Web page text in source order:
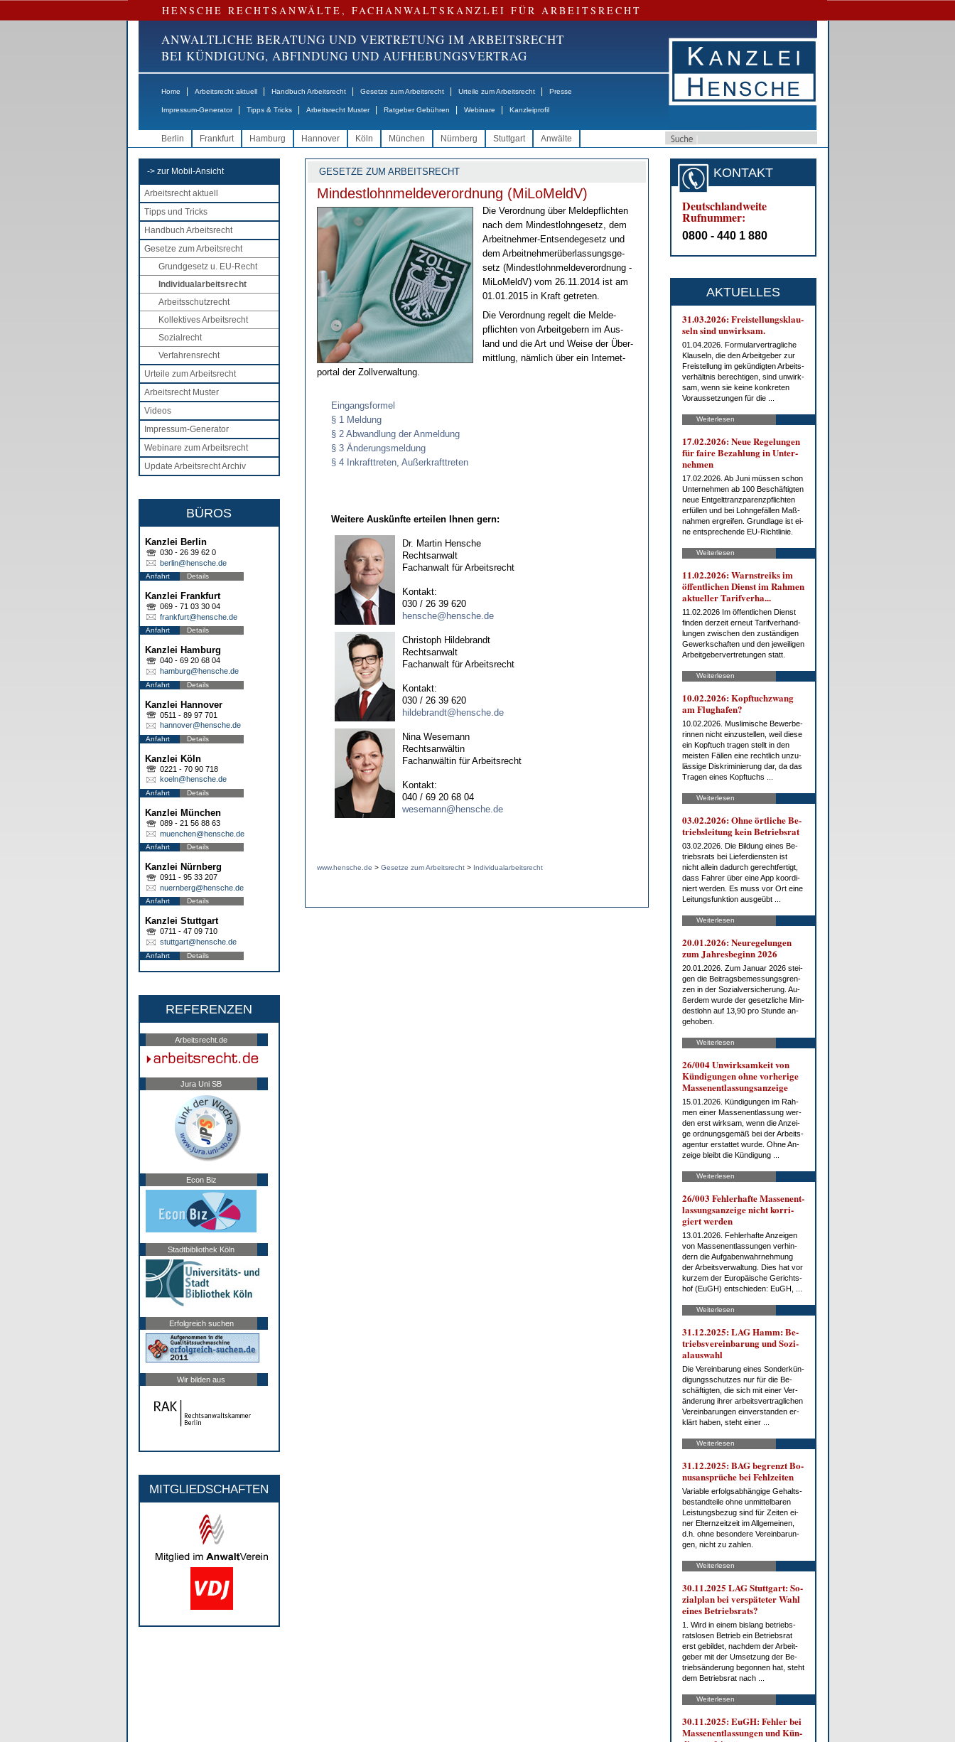
HENSCHE RECHTSANWÄLTE, FACHANWALTSKANZLEI FÜR ARBEITSRECHT
ANWALTLICHE BERATUNG UND VERTRETUNG IM ARBEITSRECHT
BEI KÜNDIGUNG, ABFINDUNG UND AUFHEBUNGSVERTRAG
Home Arbeitsrecht aktuell Handbuch Arbeitsrecht Gesetze zum Arbeitsrecht Urteile zum Arbeitsrecht Presse
Impressum-Generator Tipps & Tricks Arbeitsrecht Muster Ratgeber Gebühren Webinare Kanzleiprofil
Berlin Frankfurt Hamburg Hannover Köln München Nürnberg Stuttgart Anwälte
-> zur Mobil-Ansicht
Arbeitsrecht aktuell
Tipps und Tricks
Handbuch Arbeitsrecht
Gesetze zum Arbeitsrecht
Grundgesetz u. EU-Recht
Individualarbeitsrecht
Arbeitsschutzrecht
Kollektives Arbeitsrecht
Sozialrecht
Verfahrensrecht
Urteile zum Arbeitsrecht
Arbeitsrecht Muster
Videos
Impressum-Generator
Webinare zum Arbeitsrecht
Update Arbeitsrecht Archiv
BÜROS
Kanzlei Berlin
030 - 26 39 62 0
berlin@hensche.de
Anfahrt Details
Kanzlei Frankfurt
069 - 71 03 30 04
frankfurt@hensche.de
Anfahrt Details
Kanzlei Hamburg
040 - 69 20 68 04
hamburg@hensche.de
Anfahrt Details
Kanzlei Hannover
0511 - 89 97 701
hannover@hensche.de
Anfahrt Details
Kanzlei Köln
0221 - 70 90 718
koeln@hensche.de
Anfahrt Details
Kanzlei München
089 - 21 56 88 63
muenchen@hensche.de
Anfahrt Details
Kanzlei Nürnberg
0911 - 95 33 207
nuernberg@hensche.de
Anfahrt Details
Kanzlei Stuttgart
0711 - 47 09 710
stuttgart@hensche.de
Anfahrt Details
REFERENZEN
Arbeitsrecht.de
Jura Uni SB
Econ Biz
Stadtbibliothek Köln
Erfolgreich suchen
Wir bilden aus
MITGLIEDSCHAFTEN
GESETZE ZUM ARBEITSRECHT
Mindestlohnmeldeverordnung (MiLoMeldV)
Die Ver­ord­nung über Mel­de­pflich­ten
nach dem Min­dest­l­ohn­ge­setz, dem
Ar­beit­neh­mer-Ent­sen­de­ge­setz und
dem Ar­beit­neh­mer­über­las­sungs­ge­
setz (Min­dest­l­ohn­mel­de­ver­ord­nung -
Mi­Lo­MeldV) vom 26.11.2014 ist am
01.01.2015 in Kraft ge­tre­ten.
Die Ver­ord­nung re­gelt die Mel­de­
pflich­ten von Ar­beit­ge­bern im Aus­
land und die Art und Wei­se der Über­
mitt­lung, näm­lich über ein In­ter­net­
por­tal der Zoll­ver­wal­tung.
Eingangsformel
§ 1 Meldung
§ 2 Abwandlung der Anmeldung
§ 3 Änderungsmeldung
§ 4 Inkrafttreten, Außerkrafttreten
Weitere Auskünfte erteilen Ihnen gern:
Dr. Martin Hensche
Rechtsanwalt
Fachanwalt für Arbeitsrecht
Kontakt:
030 / 26 39 620
hensche@hensche.de
Christoph Hildebrandt
Rechtsanwalt
Fachanwalt für Arbeitsrecht
Kontakt:
030 / 26 39 620
hildebrandt@hensche.de
Nina Wesemann
Rechtsanwältin
Fachanwältin für Arbeitsrecht
Kontakt:
040 / 69 20 68 04
wesemann@hensche.de
www.hensche.de > Gesetze zum Arbeitsrecht > Individualarbeitsrecht
KONTAKT
Deutschlandweite
Rufnummer:
0800 - 440 1 880
AKTUELLES
31.03.2026: Frei­stel­lungs­klau­
seln sind un­wirk­sam.
01.04.2026. For­mu­lar­ver­trag­li­che
Klau­seln, die den Ar­beit­ge­ber zur
Frei­stel­lung im ge­kün­dig­ten Ar­beits­
ver­hält­nis be­rech­ti­gen, sind un­wirk­
sam, wenn sie kei­ne kon­kre­ten
Vor­aus­set­zun­gen für die ...
Weiterlesen
17.02.2026: Neue Re­ge­lun­gen
für fai­re Be­zah­lung in Un­ter­
neh­men
17.02.2026. Ab Ju­ni müs­sen schon
Un­ter­neh­men ab 100 Be­schäf­tig­ten
neue Ent­gelt­tranz­pa­renz­pflich­ten
er­fül­len und bei Lohn­ge­fäl­len Maß­
nah­men er­grei­fen. Grund­la­ge ist ei­
ne ent­spre­chen­de EU-Richt­li­nie.
Weiterlesen
11.02.2026: Warn­streiks im
öf­fent­li­chen Dienst im Rah­men
ak­tu­el­ler Ta­rif­ver­ha...
11.02.2026 Im öf­fent­li­chen Dienst
fin­den der­zeit er­neut Ta­rif­ver­hand­
lun­gen zwi­schen den zu­stän­di­gen
Ge­werk­schaf­ten und den je­wei­li­gen
Ar­beit­ge­ber­ver­tre­tun­gen statt.
Weiterlesen
10.02.2026: Kopf­tuch­zwang
am Flug­ha­fen?
10.02.2026. Mus­li­mi­sche Be­wer­be­
rin­nen nicht ein­zu­stel­len, weil die­se
ein Kopf­tuch tra­gen stellt in den
meis­ten Fäl­len ei­ne recht­lich un­zu­
läs­si­ge Dis­kri­mi­nie­rung dar, da das
Tra­gen ei­nes Kopf­tuchs ...
Weiterlesen
03.02.2026: Oh­ne ört­li­che Be­
triebs­lei­tung kein Be­triebs­rat
03.02.2026. Die Bil­dung ei­nes Be­
triebs­rats bei Lie­fer­diens­ten ist
nicht al­lein da­durch ge­recht­fer­tigt,
dass Fah­rer über ei­ne App ko­or­di­
niert wer­den. Es muss vor Ort ei­ne
Lei­tungs­funk­ti­on aus­ge­übt ...
Weiterlesen
20.01.2026: Neu­re­ge­lun­gen
zum Jah­res­be­ginn 2026
20.01.2026. Zum Ja­nu­ar 2026 stei­
gen die Bei­trags­be­mes­sungs­gren­
zen in der So­zi­al­ver­si­che­rung. Au­
ßer­dem wur­de der ge­setz­li­che Min­
dest­lohn auf 13,90 pro St­un­de an­
ge­ho­ben.
Weiterlesen
26/004 Un­wirk­sam­keit von
Kün­di­gun­gen oh­ne vor­he­ri­ge
Mas­sen­ent­las­sungs­an­zei­ge
15.01.2026. Kün­di­gun­gen im Rah­
men ei­ner Mas­sen­ent­las­sung wer­
den erst wirk­sam, wenn die An­zei­
ge ord­nungs­ge­mäß bei der Ar­beits­
agen­tur er­stat­tet wur­de. Oh­ne An­
zei­ge bleibt die Kün­di­gung ...
Weiterlesen
26/003 Feh­ler­haf­te Mas­sen­ent­
las­sungs­an­zei­ge nicht kor­ri­
giert wer­den
13.01.2026. Feh­ler­haf­te An­zei­gen
von Mas­sen­ent­las­sun­gen ver­hin­
dern die Auf­ga­ben­wahr­neh­mung
der Ar­beits­ver­wal­tung. Dies hat vor
kur­zem der Eu­ro­päi­sche Ge­richts­
hof (EuGH) ent­schie­den: EuGH, ...
Weiterlesen
31.12.2025: LAG Hamm: Be­
triebs­ver­ein­ba­rung und So­zi­
al­aus­wahl
Die Ver­ein­ba­rung ei­nes Son­der­kün­
di­gungs­schut­zes nur für die Be­
schäf­tig­ten, die sich mit ei­ner Ver­
än­de­rung ih­rer ar­beits­ver­trag­li­chen
Ver­ein­ba­run­gen ein­ver­stan­den er­
klärt ha­ben, steht ei­ner ...
Weiterlesen
31.12.2025: BAG be­grenzt Bo­
nus­an­sprü­che bei Fehl­zei­ten
Va­ria­ble er­folgs­ab­hän­gi­ge Ge­halts­
be­stand­tei­le oh­ne un­mit­tel­ba­ren
Leis­tungs­be­zug sind für Zei­ten ei­
ner El­tern­zeit­zeit im All­ge­mei­nen,
d.h. oh­ne be­son­de­re Ver­ein­ba­run­
gen, nicht zu zah­len.
Weiterlesen
30.11.2025 LAG Stutt­gart: So­
zi­al­plan bei ver­spä­te­ter Wahl
ei­nes Be­triebs­rats?
1. Wird in ei­nem bis­lang be­triebs­
rats­lo­sen Be­trieb ein Be­triebs­rat
erst ge­bil­det, nach­dem der Ar­beit­
ge­ber mit der Um­set­zung der Be­
trieb­s­än­de­rung be­gon­nen hat, steht
dem Be­triebs­rat nach ...
Weiterlesen
30.11.2025: EuGH: Feh­ler bei
Mas­sen­ent­las­sun­gen und Kün­